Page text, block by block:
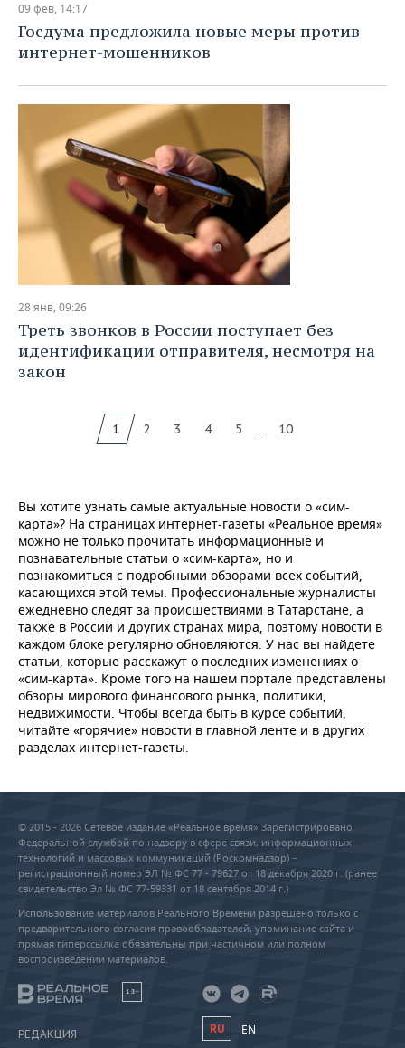
09 фев, 14:17
Госдума предложила новые меры против
интернет-мошенников
28 янв, 09:26
Треть звонков в России поступает без
идентификации отправителя, несмотря на
закон
1 2 3 4 5 ... 10
Вы хотите узнать самые актуальные новости о «сим-
карта»? На страницах интернет-газеты «Реальное время»
можно не только прочитать информационные и
познавательные статьи о «сим-карта», но и
познакомиться с подробными обзорами всех событий,
касающихся этой темы. Профессиональные журналисты
ежедневно следят за происшествиями в Татарстане, а
также в России и других странах мира, поэтому новости в
каждом блоке регулярно обновляются. У нас вы найдете
статьи, которые расскажут о последних изменениях о
«сим-карта». Кроме того на нашем портале представлены
обзоры мирового финансового рынка, политики,
недвижимости. Чтобы всегда быть в курсе событий,
читайте «горячие» новости в главной ленте и в других
разделах интернет-газеты.
© 2015 - 2026 Сетевое издание «Реальное время» Зарегистрировано
Федеральной службой по надзору в сфере связи, информационных
технологий и массовых коммуникаций (Роскомнадзор) –
регистрационный номер ЭЛ № ФС 77 - 79627 от 18 декабря 2020 г. (ранее
свидетельство Эл № ФС 77-59331 от 18 сентября 2014 г.)
Использование материалов Реального Времени разрешено только с
предварительного согласия правообладателей, упоминание сайта и
прямая гиперссылка обязательны при частичном или полном
воспроизведении материалов.
18+
РЕДАКЦИЯ RU EN